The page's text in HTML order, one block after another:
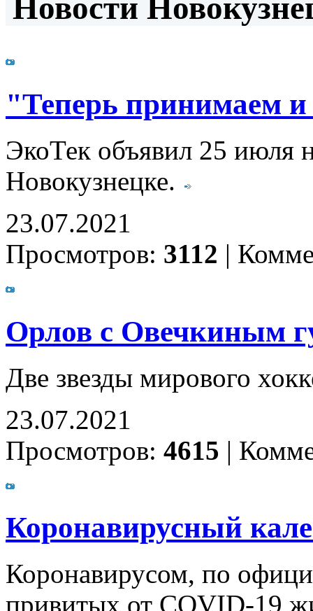
Новости
"Теперь принимаем
ЭкоТек объявил 25 июля
Новокузнецке.
23.07.2021
Просмотров: 3112 |
Орлов с Овечкиным
Две звезды мирового
23.07.2021
Просмотров: 4615 |
Коронавирусный
Коронавирусом, по
привитых от COVID-19